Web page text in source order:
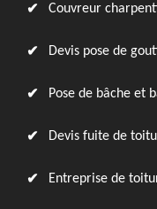
Couvreur
Devis pose de
Pose de bâche et
Devis fuite de
Entreprise de